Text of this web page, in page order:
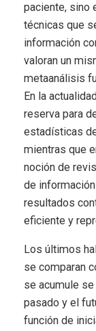
paciente, sino
técnicas que
información
valoran un
metaanálisis
En la
reserva para
estadísticas
mientras que
noción de
de
resultados
eficiente y
Los últimos
se comparan
se acumule
pasado y el
función de